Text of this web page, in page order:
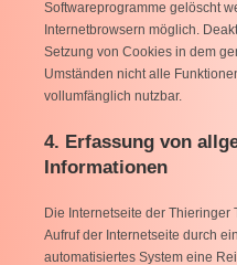
Softwareprogramme gelöscht
Internetbrowsern möglich.
Setzung von Cookies in dem
Umständen nicht alle
vollumfänglich nutzbar.
4. Erfassung von
Informationen
Die Internetseite der Thieringer
Aufruf der Internetseite durch
automatisiertes System eine